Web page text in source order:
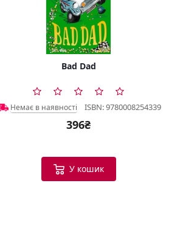
Bad Dad
Немає в наявності ISBN: 9780008254339
396₴
У кошик